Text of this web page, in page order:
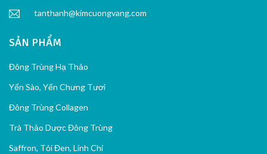
tanthanh@kimcuongvang.com
SẢN PHẨM
Đông Trùng Hạ Thảo
Yến Sào, Yến Chưng Tươi
Đông Trùng Collagen
Trà Thảo Dược Đông Trùng
Saffron, Tỏi Đen, Linh Chi